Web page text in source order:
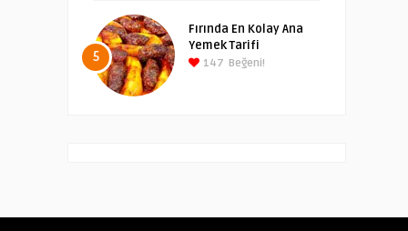
5
Fırında En Kolay Ana
Yemek Tarifi
147 Beğeni!